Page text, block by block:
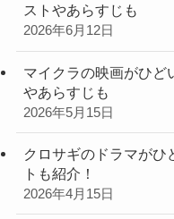
ストやあらすじも
2026年6月12日
マイクラの映画がひど
やあらすじも
2026年5月15日
クロサギのドラマがひ
トも紹介！
2026年4月15日